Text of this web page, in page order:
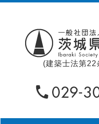
(建築士法第22